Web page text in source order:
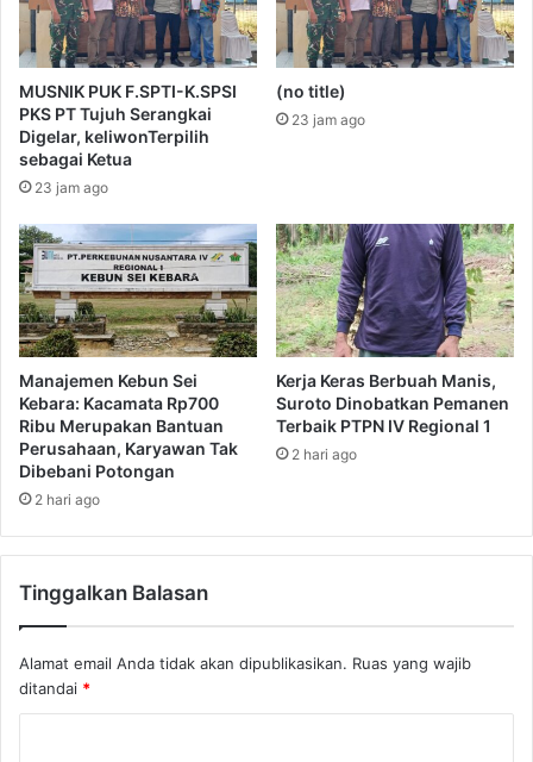
MUSNIK PUK F.SPTI-K.SPSI
PKS PT Tujuh Serangkai
Digelar, keliwonTerpilih
sebagai Ketua
23 jam ago
(no title)
23 jam ago
Manajemen Kebun Sei
Kebara: Kacamata Rp700
Ribu Merupakan Bantuan
Perusahaan, Karyawan Tak
Dibebani Potongan
2 hari ago
Kerja Keras Berbuah Manis,
Suroto Dinobatkan Pemanen
Terbaik PTPN IV Regional 1
2 hari ago
Tinggalkan Balasan
Alamat email Anda tidak akan dipublikasikan. Ruas yang wajib
ditandai *